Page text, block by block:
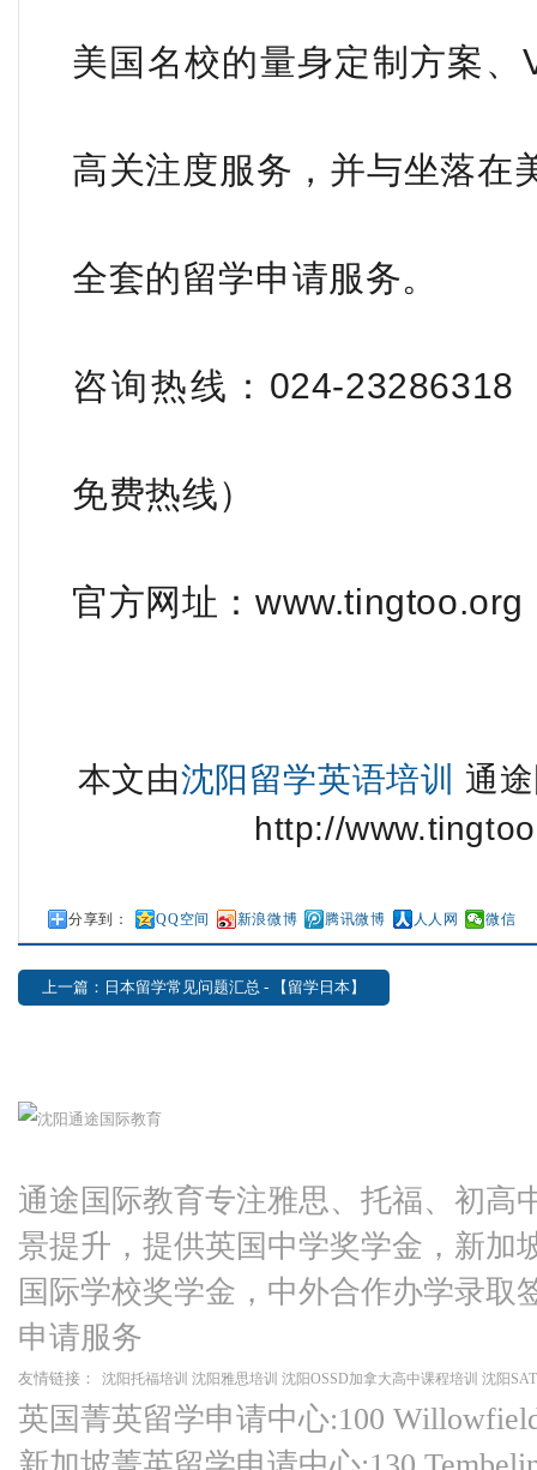
美国名校的量身定制方案
高关注度服务，并与坐落在
全套的留学申请服务。
咨询热线：024-23286318
免费热线）
官方网址：www.tingtoo.org
本文由沈阳留学英语培训 通
http://
分享到： QQ空间 新浪微博 腾讯微博 人人网 微信
上一篇：日本留学常见问题汇总 - 【留学日本】
通途国际教育专注雅思、托福、初高
景提升，提供英国中学奖学金，新加
国际学校奖学金，中外合作办学录取
申请服务
友情链接： 沈阳托福培训 沈阳雅思培训 沈阳OSSD加拿大高中课程培训 沈阳
英国菁英留学申请中心:100